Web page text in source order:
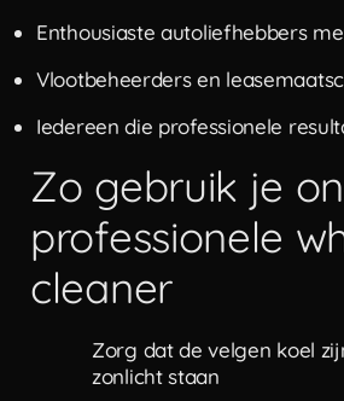
Enthousiaste autoliefhebbers
Vlootbeheerders en
Iedereen die professionele
Zo gebruik je
professionele
cleaner
Zorg dat de velgen koel
zonlicht staan